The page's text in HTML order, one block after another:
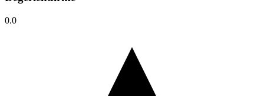
0.0